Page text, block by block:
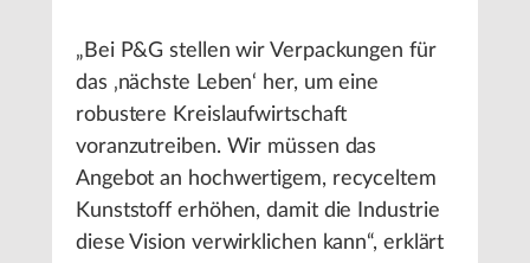
„Bei P&G stellen wir Verpackungen für
das ‚nächste Leben‘ her, um eine
robustere Kreislaufwirtschaft
voranzutreiben. Wir müssen das
Angebot an hochwertigem, recyceltem
Kunststoff erhöhen, damit die Industrie
diese Vision verwirklichen kann“, erklärt